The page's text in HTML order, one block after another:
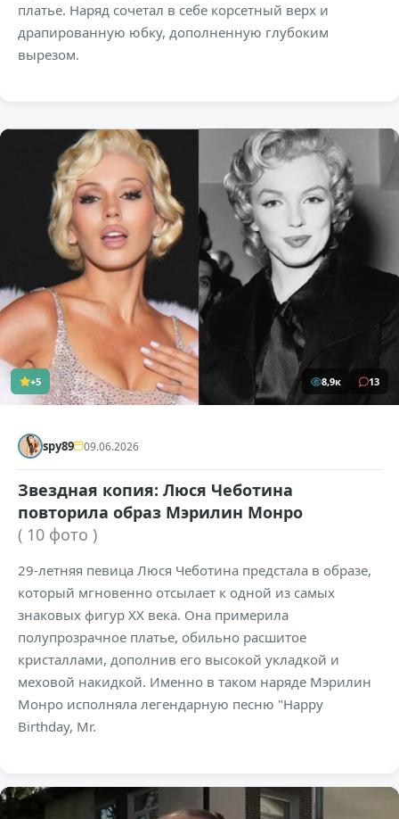
платье. Наряд сочетал в себе корсетный верх и
драпированную юбку, дополненную глубоким
вырезом.
+5 8,9к 13
spy89 09.06.2026
Звездная копия: Люся Чеботина
повторила образ Мэрилин Монро
( 10 фото )
29-летняя певица Люся Чеботина предстала в образе,
который мгновенно отсылает к одной из самых
знаковых фигур XX века. Она примерила
полупрозрачное платье, обильно расшитое
кристаллами, дополнив его высокой укладкой и
меховой накидкой. Именно в таком наряде Мэрилин
Монро исполняла легендарную песню "Happy
Birthday, Mr.